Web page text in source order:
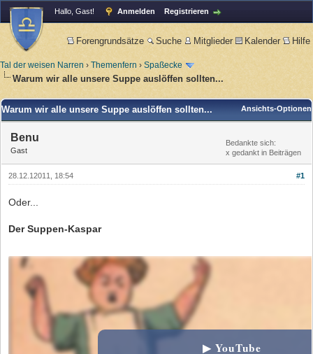
Hallo, Gast! Anmelden Registrieren
Forengrundsätze Suche Mitglieder Kalender Hilfe
Tal der weisen Narren › Themenfern › Spaßecke
Warum wir alle unsere Suppe auslöffen sollten...
Ansichts-Optionen
Warum wir alle unsere Suppe auslöffen sollten...
Benu
Gast
Bedankte sich:
x gedankt in Beiträgen
#1
28.12.12011, 18:54
Oder...
Der Suppen-Kaspar
▶ YouTube